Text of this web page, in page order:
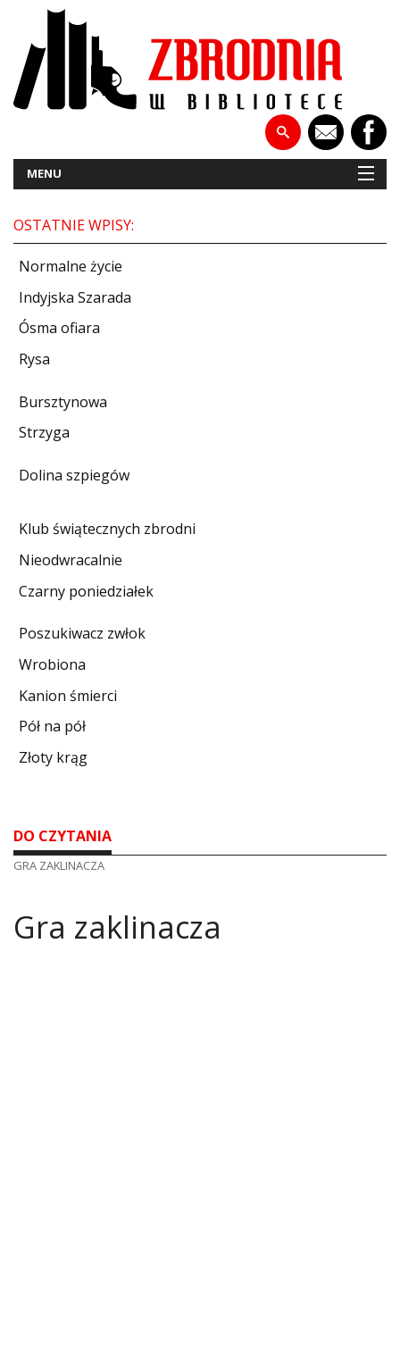
MENU
PATRONATY
WYWIADY
RECENZJE
DO CZYTANIA
KONTAKT
OSTATNIE WPISY:
Normalne życie
Indyjska Szarada
Ósma ofiara
Rysa
Bursztynowa
Strzyga
Dolina szpiegów
Klub świątecznych zbrodni
Nieodwracalnie
Czarny poniedziałek
Poszukiwacz zwłok
Wrobiona
Kanion śmierci
Pół na pół
Złoty krąg
DO CZYTANIA
GRA ZAKLINACZA
Gra zaklinacza